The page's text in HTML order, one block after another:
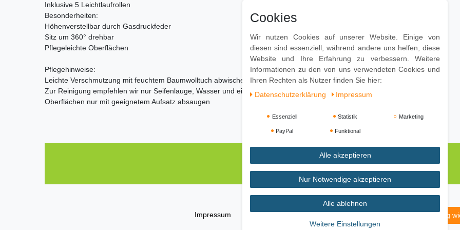
Inklusive 5 Leichtlaufrollen
Besonderheiten:
Höhenverstellbar durch Gasdruckfeder
Sitz um 360° drehbar
Pflegeleichte Oberflächen
Pflegehinweise:
Leichte Verschmutzung mit feuchtem Baumwolltuch abwischen
Zur Reinigung empfehlen wir nur Seifenlauge, Wasser und ein weiches Tuch zu verwenden
Oberflächen nur mit geeignetem Aufsatz absaugen
Impressum Daten­schutz­erklärung AGB Widerrufs­recht Vertrag
Cookies
Wir nutzen Cookies auf unserer Website. Einige von
diesen sind essenziell, während andere uns helfen, diese
Website und Ihre Erfahrung zu verbessern. Weitere
Informationen zu den von uns verwendeten Cookies und
Ihren Rechten als Nutzer finden Sie hier:
Daten­schutz­erklärung
Impressum
Essenziell Statistik Marketing
PayPal Funktional
Alle akzeptieren
Nur Notwendige akzeptieren
Alle ablehnen
Weitere Einstellungen